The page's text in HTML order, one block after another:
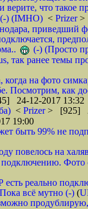
верите, что такое
(-) (IMHO) < Prizer>
приведший
(-) (Просто
так ранее темы
на фото
Посмотрим, как
24-12-2017 13:32
< Prizer> [925]
19:00
быть 99% не
повелось на
Фото
есть реально
всё мутно (-) (